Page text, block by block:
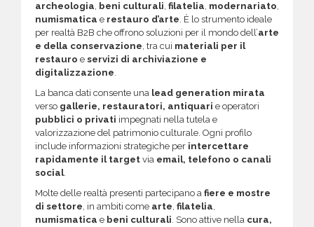
archeologia, beni culturali, filatelia, modernariato,
numismatica e restauro d’arte. È lo strumento ideale
per realtà B2B che offrono soluzioni per il mondo dell’arte
e della conservazione, tra cui materiali per il
restauro e servizi di archiviazione e
digitalizzazione.
La banca dati consente una lead generation mirata
verso gallerie, restauratori, antiquari e operatori
pubblici o privati impegnati nella tutela e
valorizzazione del patrimonio culturale. Ogni profilo
include informazioni strategiche per intercettare
rapidamente il target via email, telefono o canali
social.
Molte delle realtà presenti partecipano a fiere e mostre
di settore, in ambiti come arte, filatelia,
numismatica e beni culturali. Sono attive nella cura,